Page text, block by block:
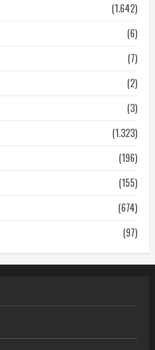
(1.642)
(6)
(7)
(2)
(3)
(1.323)
(196)
(155)
(674)
(97)